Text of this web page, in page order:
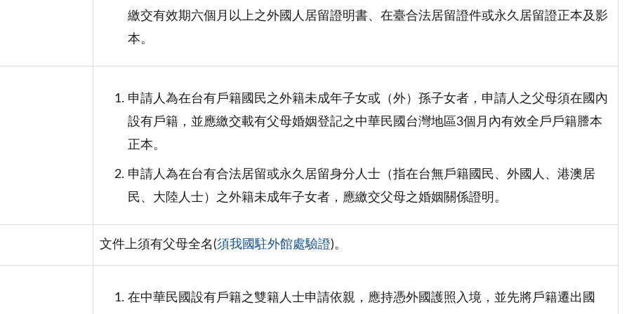
繳交有效期六個月以上之外國人居留證明書、在臺合法居留證件或永久居留證正本及影
本。
申請人為在台有戶籍國民之外籍未成年子女或（外）孫子女者，申請人之父母須在國內
設有戶籍，並應繳交載有父母婚姻登記之中華民國台灣地區3個月內有效全戶戶籍謄本
正本。
申請人為在台有合法居留或永久居留身分人士（指在台無戶籍國民、外國人、港澳居
民、大陸人士）之外籍未成年子女者，應繳交父母之婚姻關係證明。
文件上須有父母全名(須我國駐外館處驗證)。
在中華民國設有戶籍之雙籍人士申請依親，應持憑外國護照入境，並先將戶籍遷出國